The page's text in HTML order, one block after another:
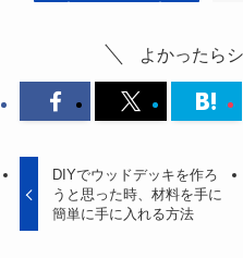
よかったら
DIYでウッドデッキを作ろ
うと思った時、材料を手に
簡単に手に入れる方法